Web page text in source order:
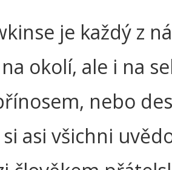
je každý z
okolí, ale i na
nebo
asi všichni